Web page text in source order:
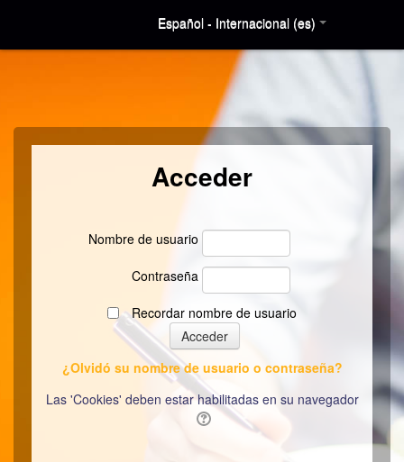
Español - Internacional (es)
Acceder
Nombre de usuario
Contraseña
Recordar nombre de usuario
¿Olvidó su nombre de usuario o contraseña?
Las 'Cookies' deben estar habilitadas en su navegador